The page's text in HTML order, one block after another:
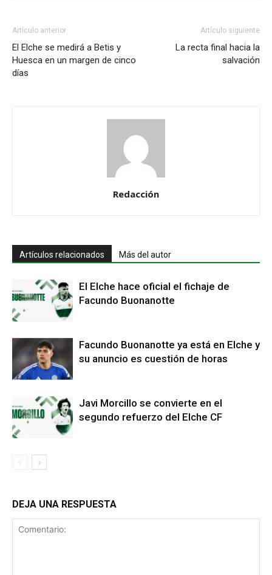
Artículo anterior
El Elche se medirá a Betis y
Huesca en un margen de cinco
días
Artículo siguiente
La recta final hacia la
salvación
Redacción
Artículos relacionados Más del autor
El Elche hace oficial el fichaje de
Facundo Buonanotte
Facundo Buonanotte ya está en Elche y
su anuncio es cuestión de horas
Javi Morcillo se convierte en el
segundo refuerzo del Elche CF
DEJA UNA RESPUESTA